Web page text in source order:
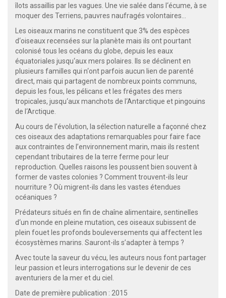
îlots assaillis par les vagues. Une vie salée dans l‘écume, à se
moquer des Terriens, pauvres naufragés volontaires…
Les oiseaux marins ne constituent que 3% des espèces
d‘oiseaux recensées sur la planète mais ils ont pourtant
colonisé tous les océans du globe, depuis les eaux
équatoriales jusqu‘aux mers polaires. Ils se déclinent en
plusieurs familles qui n‘ont parfois aucun lien de parenté
direct, mais qui partagent de nombreux points communs,
depuis les fous, les pélicans et les frégates des mers
tropicales, jusqu‘aux manchots de l‘Antarctique et pingouins
de l‘Arctique.
Au cours de l’évolution, la sélection naturelle a façonné chez
ces oiseaux des adaptations remarquables pour faire face
aux contraintes de l’environnement marin, mais ils restent
cependant tributaires de la terre ferme pour leur
reproduction. Quelles raisons les poussent bien souvent à
former de vastes colonies ? Comment trouvent-ils leur
nourriture ? Où migrent-ils dans les vastes étendues
océaniques ?
Prédateurs situés en fin de chaîne alimentaire, sentinelles
d‘un monde en pleine mutation, ces oiseaux subissent de
plein fouet les profonds bouleversements qui affectent les
écosystèmes marins. Sauront-ils s’adapter à temps ?
Avec toute la saveur du vécu, les auteurs nous font partager
leur passion et leurs interrogations sur le devenir de ces
aventuriers de la mer et du ciel.
Date de première publication : 2015